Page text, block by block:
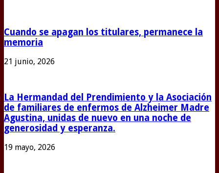
Cuando se apagan los titulares, permanece la
memoria
21 junio, 2026
La Hermandad del Prendimiento y la Asociación
de familiares de enfermos de Alzheimer Madre
Agustina, unidas de nuevo en una noche de
generosidad y esperanza.
19 mayo, 2026